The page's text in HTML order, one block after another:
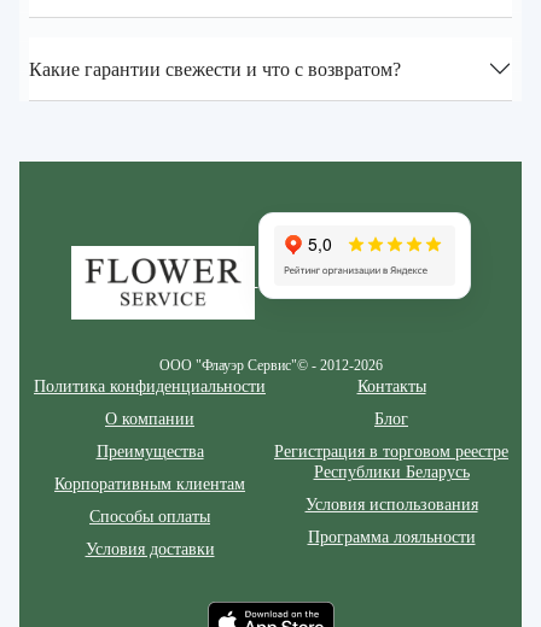
Какие гарантии свежести и что с возвратом?
ООО "Флауэр Сервис"© - 2012-2026
Политика конфиденциальности
О компании
Преимущества
Корпоративным клиентам
Способы оплаты
Условия доставки
Контакты
Блог
Регистрация в торговом реестре
Республики Беларусь
Условия использования
Программа лояльности